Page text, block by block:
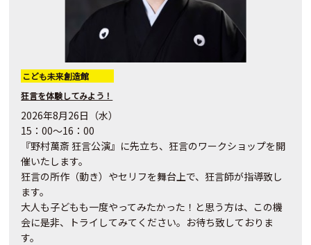
こども未来創造館
狂言を体験してみよう！
2026年8月26日（水）
15：00～16：00
『野村萬斎 狂言公演』に先立ち、狂言のワークショップを開
催いたします。
狂言の所作（動き）やセリフを舞台上で、狂言師が指導致し
ます。
大人も子どもも一度やってみたかった！と思う方は、この機
会に是非、トライしてみてください。お待ち致しておりま
す。